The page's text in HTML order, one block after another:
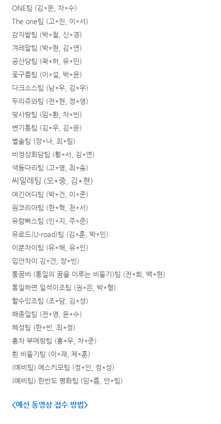
ONE팀 (김*운, 차*수)
The one팀 (고*진, 이*서)
감자밭팀 (박*철, 신*경)
겨레말팀 (박*현, 김*연)
공산당팀 (곽*하, 유*민)
꽃구름팀 (이*설, 박*윤)
다크소스팀 (남*우, 김*우)
두리쥬와팀 (전*현, 정*영)
맞사랑팀 (임*환, 차*빈)
변기통팀 (김*우, 김*윤)
별솔팀 (장*나, 최*림)
비정상회담팀 (황*서, 김*연)
색동다리팀 (고*영, 최*송)
씨밀레팀 (오*중 김*현)
여긴어디팀 (박*건, 이*준)
원코리아팀 (한*혁, 천*서)
유람뻐스팀 (인*지, 주*준)
유로드(U-road)팀 (김*훈, 박*민)
이분차이팀 (유*해, 유*인)
입안차이 김*건, 장*빈)
통꿈비 (통일의 꿈을 이루는 비둘기)팀 (전*희, 백*현)
통일하면 일석이조팀 (권*은, 박*형)
할수있조팀 (조*담, 김*성)
해종일팀 (전*영, 윤*수)
혜성팀 (한*빈, 최*정)
홍차 부메랑팀 (홍*우, 차*준)
흰 비둘기팀 (이*재, 제*훈)
(예비팀) 에스키모팀 (정*인, 정*성)
(예비팀) 한반도 평화팀 (임*름, 안*림)
<예선 동영상 접수 방법>